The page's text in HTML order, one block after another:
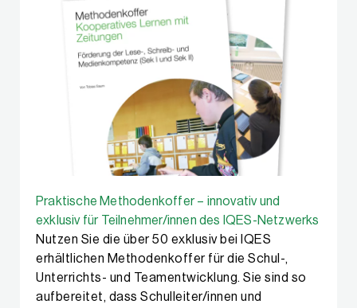
Praktische Methodenkoffer – innovativ und
exklusiv für Teilnehmer/innen des IQES-Netzwerks
Nutzen Sie die über 50 exklusiv bei IQES
erhältlichen Methodenkoffer für die Schul-,
Unterrichts- und Teamentwicklung. Sie sind so
aufbereitet, dass Schul­leiter/innen und